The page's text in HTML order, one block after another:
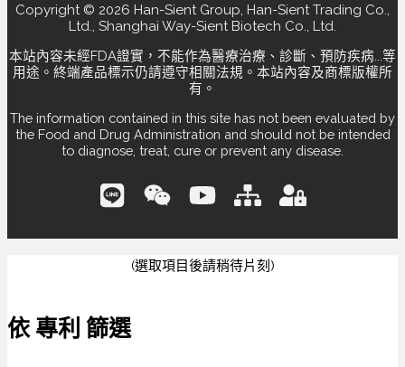
Copyright © 2026 Han-Sient Group, Han-Sient Trading Co.,
Ltd., Shanghai Way-Sient Biotech Co., Ltd.
本站內容未經FDA證實，不能作為醫療治療、診斷、預防疾病...等
用途。終端產品標示仍請遵守相關法規。本站內容及商標版權所
有。
The information contained in this site has not been evaluated by
the Food and Drug Administration and should not be intended
to diagnose, treat, cure or prevent any disease.
(選取項目後請稍待片刻)
依 專利 篩選